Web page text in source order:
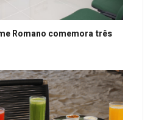
Romano comemora três